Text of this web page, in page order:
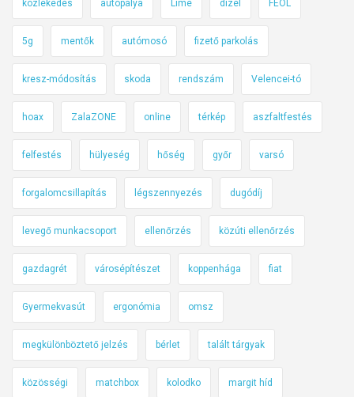
közlekedés autópálya Lime dízel FEOL
5g mentők autómosó fizető parkolás
kresz-módosítás skoda rendszám Velencei-tó
hoax ZalaZONE online térkép aszfaltfestés
felfestés hülyeség hőség győr varsó
forgalomcsillapítás légszennyezés dugódíj
levegő munkacsoport ellenőrzés közúti ellenőrzés
gazdagrét városépítészet koppenhága fiat
Gyermekvasút ergonómia omsz
megkülönböztető jelzés bérlet talált tárgyak
közösségi matchbox kolodko margit híd